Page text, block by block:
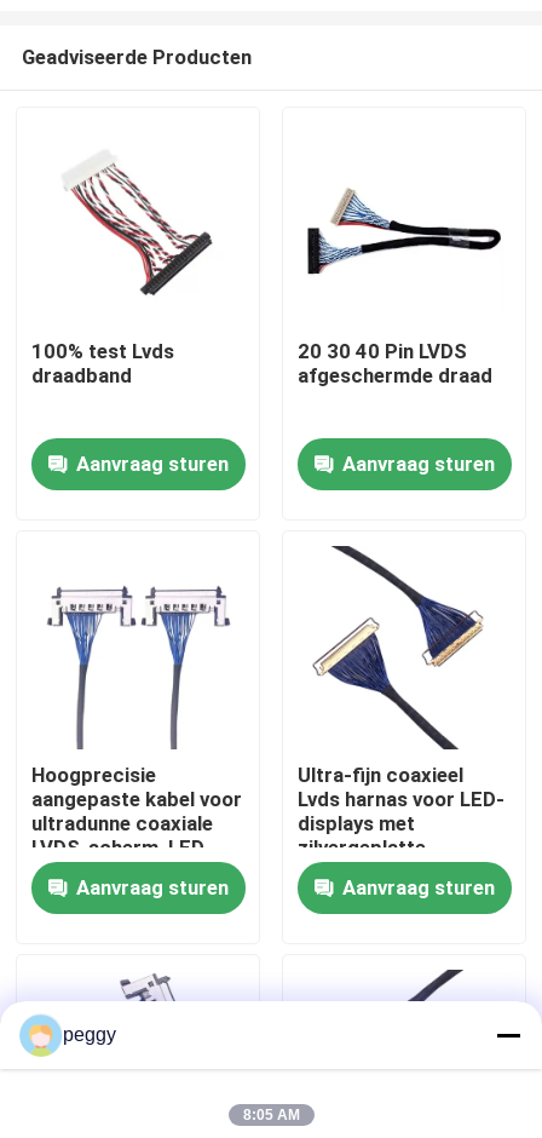
Thuis
Over ons
Fabrieksreis
Kwaliteitscontrole
Contacteer ons
nieuws
Draadboom
op maat gemaakte kabelsamenstelling
Geadviseerde Producten
100% test Lvds
draadband
Aanvraag sturen
20 30 40 Pin LVDS
afgeschermde draad
Aanvraag sturen
Hoogprecisie
aangepaste kabel voor
ultradunne coaxiale
LVDS-scherm, LED-
scherm verzilverde
draadoplossingen
Aanvraag sturen
Ultra-fijn coaxieel
Lvds harnas voor LED-
displays met
zilvergeplatte
vergrendeling,
betrouwbare
producenten van
Aanvraag sturen
peggy
8:05 AM